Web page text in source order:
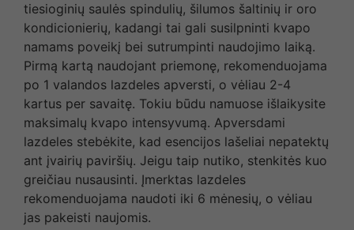
tiesioginių saulės spindulių, šilumos šaltinių ir oro
kondicionierių, kadangi tai gali susilpninti kvapo
namams poveikį bei sutrumpinti naudojimo laiką.
Pirmą kartą naudojant priemonę, rekomenduojama
po 1 valandos lazdeles apversti, o vėliau 2-4
kartus per savaitę. Tokiu būdu namuose išlaikysite
maksimalų kvapo intensyvumą. Apversdami
lazdeles stebėkite, kad esencijos lašeliai nepatektų
ant įvairių paviršių. Jeigu taip nutiko, stenkitės kuo
greičiau nusausinti. Įmerktas lazdeles
rekomenduojama naudoti iki 6 mėnesių, o vėliau
jas pakeisti naujomis.